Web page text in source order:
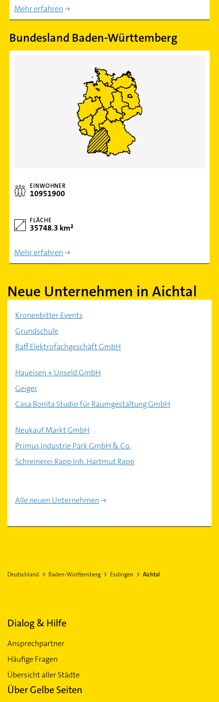
Mehr erfahren
Bundesland Baden-Württemberg
EINWOHNER
10951900
FLÄCHE
35748.3 km²
Mehr erfahren
Neue Unternehmen in Aichtal
Kronenbitter Events
Grundschule
Raff Elektrofachgeschäft GmbH
Haueisen + Unseld GmbH
Geiger
Casa Bonita Studio für Raumgestaltung GmbH
Neukauf Markt GmbH
Primus Industrie Park GmbH & Co.
Schreinerei Rapp Inh. Hartmut Rapp
Alle neuen Unternehmen
Deutschland Baden-Württemberg Esslingen Aichtal
Dialog & Hilfe
Ansprechpartner
Häufige Fragen
Übersicht aller Städte
Über Gelbe Seiten